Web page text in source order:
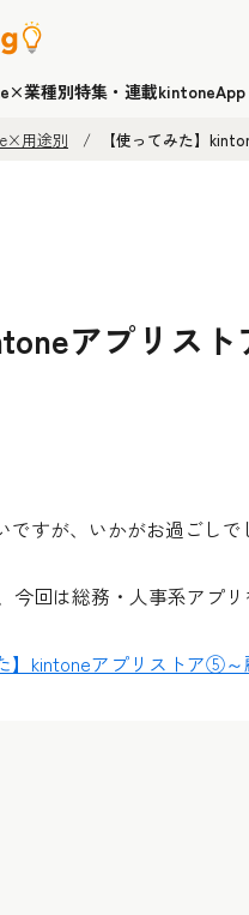
業種別特集・連載kintoneApp
用途別 【使ってみた】
アプリス
すが、いかがお過ごしで
回は総務・人事系アプリ
】kintoneアプリストア⑤